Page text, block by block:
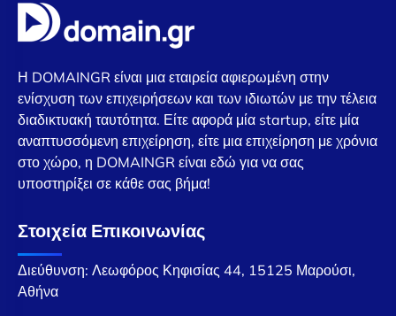
Η DOMAINGR είναι μια εταιρεία αφιερωμένη στην
ενίσχυση των επιχειρήσεων και των ιδιωτών με την τέλεια
διαδικτυακή ταυτότητα. Είτε αφορά μία startup, είτε μία
αναπτυσσόμενη επιχείρηση, είτε μια επιχείρηση με χρόνια
στο χώρο, η DOMAINGR είναι εδώ για να σας
υποστηρίξει σε κάθε σας βήμα!
Στοιχεία Επικοινωνίας
Διεύθυνση: Λεωφόρος Κηφισίας 44, 15125 Μαρούσι,
Αθήνα